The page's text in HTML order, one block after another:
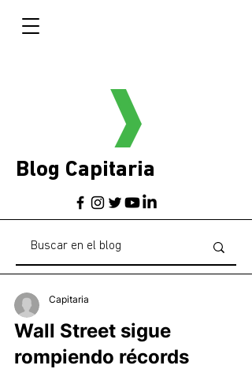
Blog Capitaria
Wall Street sigue
rompiendo récords
Capitaria